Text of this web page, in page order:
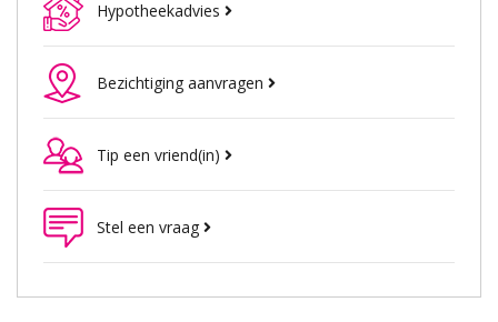
Hypotheekadvies
Bezichtiging aanvragen
Tip een vriend(in)
Stel een vraag